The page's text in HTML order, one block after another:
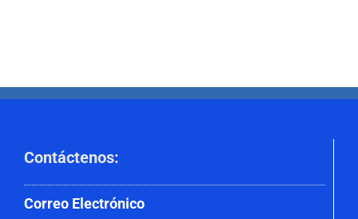
Contáctenos:
Correo Electrónico